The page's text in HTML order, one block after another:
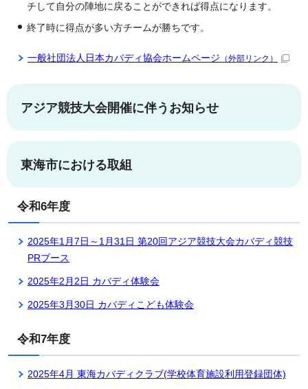
チして自分の陣地に戻ることができれば得点になります。
終了時に得点が多い方チームが勝ちです。
一般社団法人日本カバディ協会ホームページ （外部リンク）
アジア競技大会開催に伴うお知らせ
東海市における取組
令和6年度
2025年1月7日～1月31日 第20回アジア競技大会カバディ競技
PRブース
2025年2月2日 カバディ体験会
2025年3月30日 カバディこども体験会
令和7年度
2025年4月 東海カバディクラブ(学校体育施設利用登録団体)